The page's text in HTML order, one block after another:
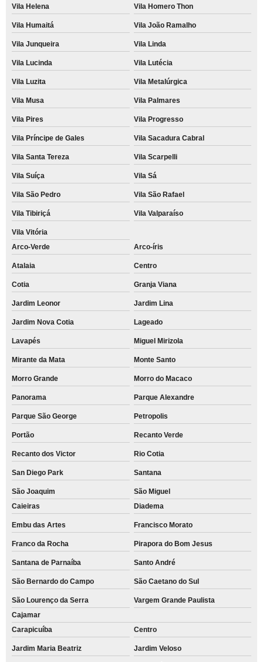
Vila Helena Vila Homero Thon
Vila Humaitá Vila João Ramalho
Vila Junqueira Vila Linda
Vila Lucinda Vila Lutécia
Vila Luzita Vila Metalúrgica
Vila Musa Vila Palmares
Vila Pires Vila Progresso
Vila Príncipe de Gales Vila Sacadura Cabral
Vila Santa Tereza Vila Scarpelli
Vila Suíça Vila Sá
Vila São Pedro Vila São Rafael
Vila Tibiriçá Vila Valparaíso
Vila Vitória
Arco-Verde
Arco-íris
Atalaia Centro
Cotia Granja Viana
Jardim Leonor Jardim Lina
Jardim Nova Cotia Lageado
Lavapés Miguel Mirizola
Mirante da Mata Monte Santo
Morro Grande Morro do Macaco
Panorama Parque Alexandre
Parque São George Petropolis
Portão Recanto Verde
Recanto dos Victor Rio Cotia
San Diego Park Santana
São Joaquim
São Miguel
Caieiras
Diadema
Embu das Artes Francisco Morato
Franco da Rocha Pirapora do Bom Jesus
Santana de Parnaíba Santo André
São Bernardo do Campo São Caetano do Sul
São Lourenço da Serra
Vargem Grande Paulista
Cajamar
Carapicuíba
Centro
Jardim Maria Beatriz Jardim Veloso